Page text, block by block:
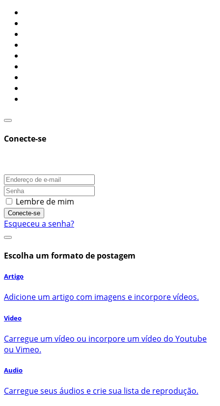
Conecte-se
Lembre de mim
Conecte-se
Esqueceu a senha?
Escolha um formato de postagem
Artigo
Adicione um artigo com imagens e incorpore vídeos.
Video
Carregue um vídeo ou incorpore um vídeo do Youtube
ou Vimeo.
Audio
Carregue seus áudios e crie sua lista de reprodução.